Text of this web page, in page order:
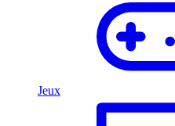
Jeux